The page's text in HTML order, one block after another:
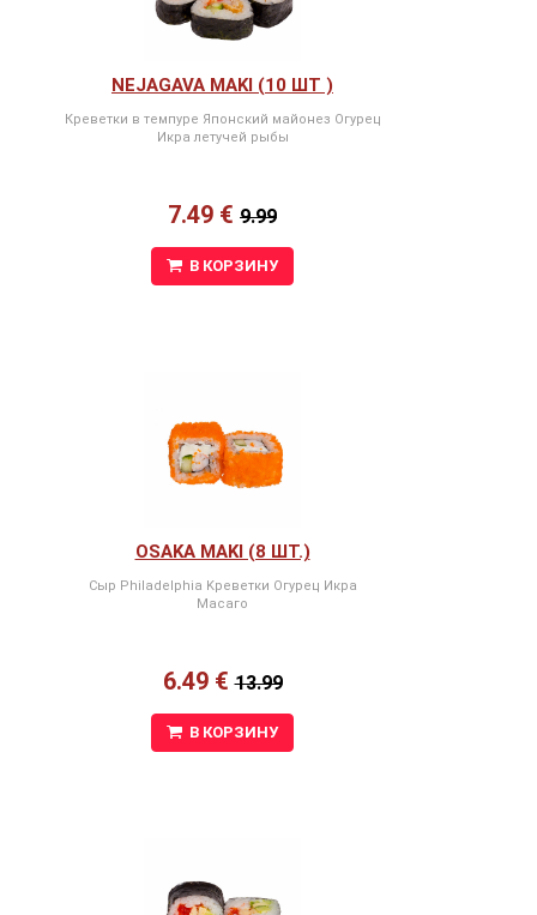
NEJAGAVA MAKI (10 ШТ )
Креветки в темпуре Японский майонез Огурец
Икра летучей рыбы
7.49 € 9.99
В КОРЗИНУ
OSAKA MAKI (8 ШТ.)
Сыр Philadelphia Kреветки Огурец Икра
Масаго
6.49 €13.99
В КОРЗИНУ